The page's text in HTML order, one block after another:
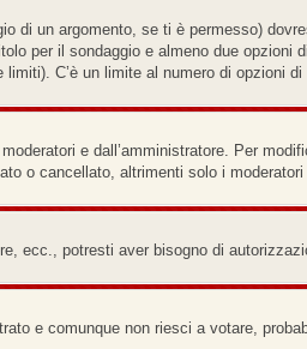
di un argomento, se ti è permesso)
per il sondaggio e almeno due opzioni
C’è un limite al numero di opzioni
e dall’amministratore. Per
o cancellato, altrimenti solo i moderatori
ecc., potresti aver bisogno di
e comunque non riesci a votare,